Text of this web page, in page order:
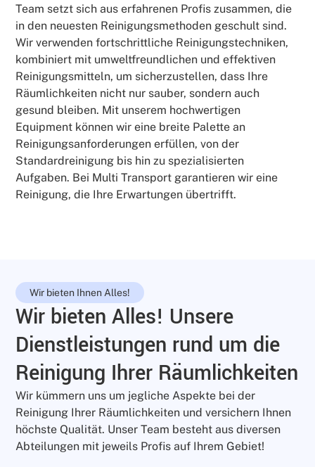
Team setzt sich aus erfahrenen Profis zusammen, die
in den neuesten Reinigungsmethoden geschult sind.
Wir verwenden fortschrittliche Reinigungstechniken,
kombiniert mit umweltfreundlichen und effektiven
Reinigungsmitteln, um sicherzustellen, dass Ihre
Räumlichkeiten nicht nur sauber, sondern auch
gesund bleiben. Mit unserem hochwertigen
Equipment können wir eine breite Palette an
Reinigungsanforderungen erfüllen, von der
Standardreinigung bis hin zu spezialisierten
Aufgaben. Bei Multi Transport garantieren wir eine
Reinigung, die Ihre Erwartungen übertrifft.
Wir bieten Ihnen Alles!
Wir bieten Alles! Unsere
Dienstleistungen rund um die
Reinigung Ihrer Räumlichkeiten
Wir kümmern uns um jegliche Aspekte bei der
Reinigung Ihrer Räumlichkeiten und versichern Ihnen
höchste Qualität. Unser Team besteht aus diversen
Abteilungen mit jeweils Profis auf Ihrem Gebiet!